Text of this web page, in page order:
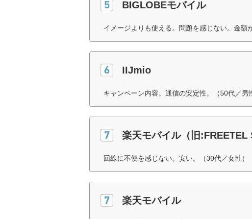
BIGLOBEモバイル
イメージよりも使える。問題を感じない。金額
IIJmio
キャンペーン内容。通信の安定性。（50代／男
楽天モバイル（旧:FREETEL
回線に不便を感じない。安い。（30代／女性）
楽天モバイル